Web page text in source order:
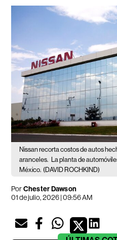
Nissan recorta costos de autos
aranceles.
La planta de
México. (DAVID ROCHKIND)
PorChester Dawson
01 de julio, 2026 | 09:56 AM